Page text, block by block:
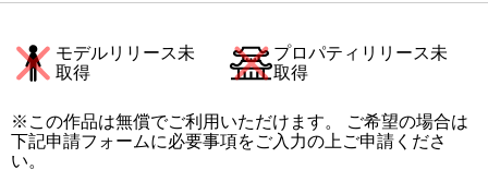
モデルリリース未
取得
プロパティリリース未
取得
※この作品は無償でご利用いただけます。 ご希望の場合は
下記申請フォームに必要事項をご入力の上ご申請くださ
い。